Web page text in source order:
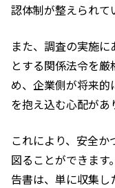
認体制が整えられて
また、調査の実施
とする関係法令を
め、企業側が将来
を抱え込む心配があ
これにより、安全
図ることができます
告書は、単に収集